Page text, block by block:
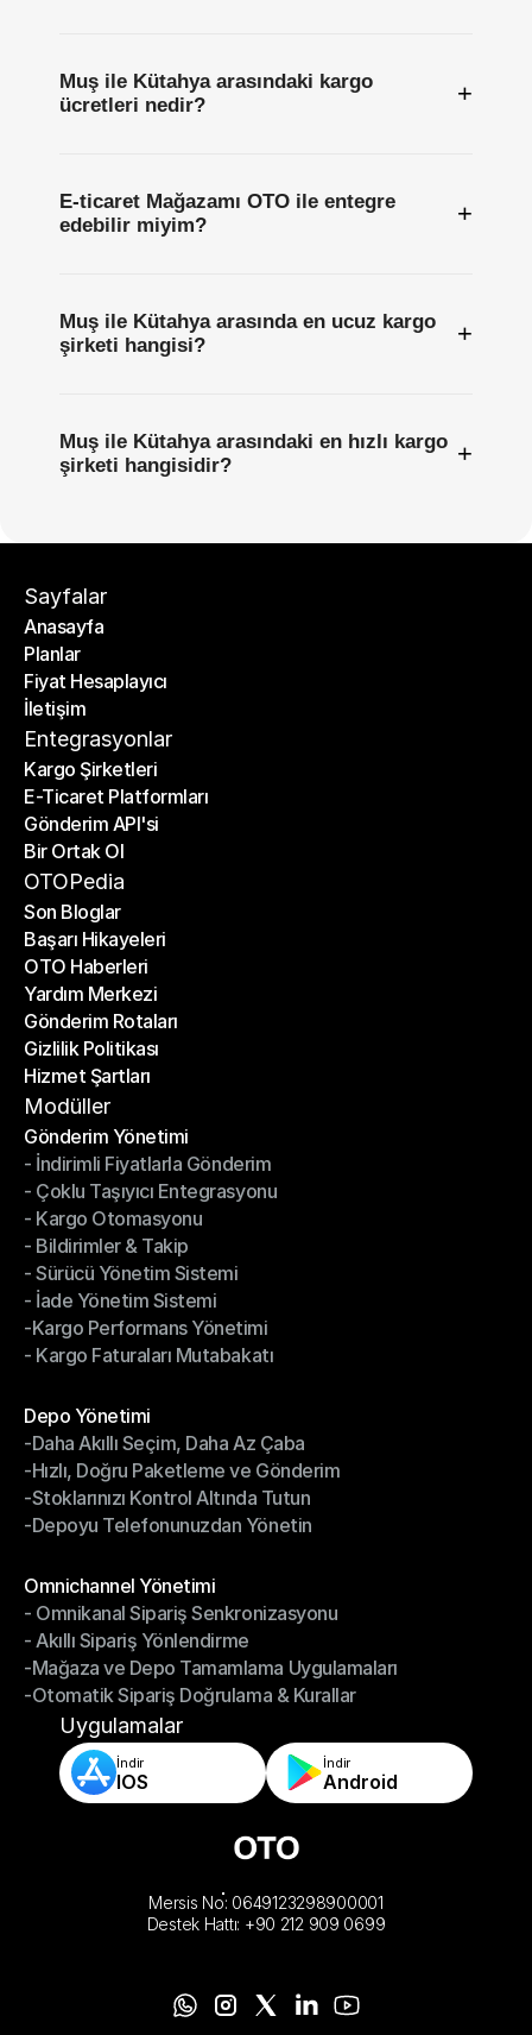
Muş ile Kütahya arasındaki kargo
ücretleri nedir?
+
E-ticaret Mağazamı OTO ile entegre
edebilir miyim?
+
Muş ile Kütahya arasında en ucuz kargo
şirketi hangisi?
+
Muş ile Kütahya arasındaki en hızlı kargo
şirketi hangisidir?
+
Sayfalar
Anasayfa
Anasayfa
Planlar
Planlar
Fiyat Hesaplayıcı
Fiyat Hesaplayıcı
İletişim
İletişim
Entegrasyonlar
Kargo Şirketleri
Kargo Şirketleri
E-Ticaret Platformları
E-Ticaret Platformları
Gönderim API'si
Gönderim API'si
Bir Ortak Ol
Bir Ortak Ol
OTOPedia
Son Bloglar
Son Bloglar
Başarı Hikayeleri
Başarı Hikayeleri
OTO Haberleri
OTO Haberleri
Yardım Merkezi
Yardım Merkezi
Gönderim Rotaları
Gönderim Rotaları
Gizlilik Politikası
Gizlilik Politikası
Hizmet Şartları
Hizmet Şartları
Modüller
Gönderim Yönetimi
Gönderim Yönetimi
- İndirimli Fiyatlarla Gönderim
- İndirimli Fiyatlarla Gönderim
- Çoklu Taşıyıcı Entegrasyonu
- Çoklu Taşıyıcı Entegrasyonu
- Kargo Otomasyonu
- Kargo Otomasyonu
- Bildirimler & Takip
- Bildirimler & Takip
- Sürücü Yönetim Sistemi
- Sürücü Yönetim Sistemi
- İade Yönetim Sistemi
- İade Yönetim Sistemi
-Kargo Performans Yönetimi
-Kargo Performans Yönetimi
- Kargo Faturaları Mutabakatı
Depo Yönetimi
Depo Yönetimi
-Daha Akıllı Seçim, Daha Az Çaba
-Daha Akıllı Seçim, Daha Az Çaba
-Hızlı, Doğru Paketleme ve Gönderim
-Hızlı, Doğru Paketleme ve Gönderim
-Stoklarınızı Kontrol Altında Tutun
-Stoklarınızı Kontrol Altında Tutun
-Depoyu Telefonunuzdan Yönetin
Omnichannel Yönetimi
Omnichannel Yönetimi
- Omnikanal Sipariş Senkronizasyonu
- Omnikanal Sipariş Senkronizasyonu
- Akıllı Sipariş Yönlendirme
- Akıllı Sipariş Yönlendirme
-Mağaza ve Depo Tamamlama Uygulamaları
-Mağaza ve Depo Tamamlama Uygulamaları
-Otomatik Sipariş Doğrulama & Kurallar
-Otomatik Sipariş Doğrulama & Kurallar
Uygulamalar
İndir
IOS
İndir
Android
Mersis No: 0649123298900001
Destek Hattı: +90 212 909 0699